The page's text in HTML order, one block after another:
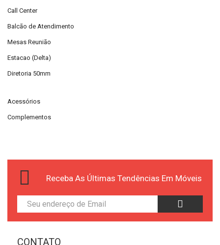
Call Center
Balcão de Atendimento
Mesas Reunião
Estacao (Delta)
Diretoria 50mm
Acessórios
Complementos
Receba As Últimas Tendências Em Móveis
CONTATO